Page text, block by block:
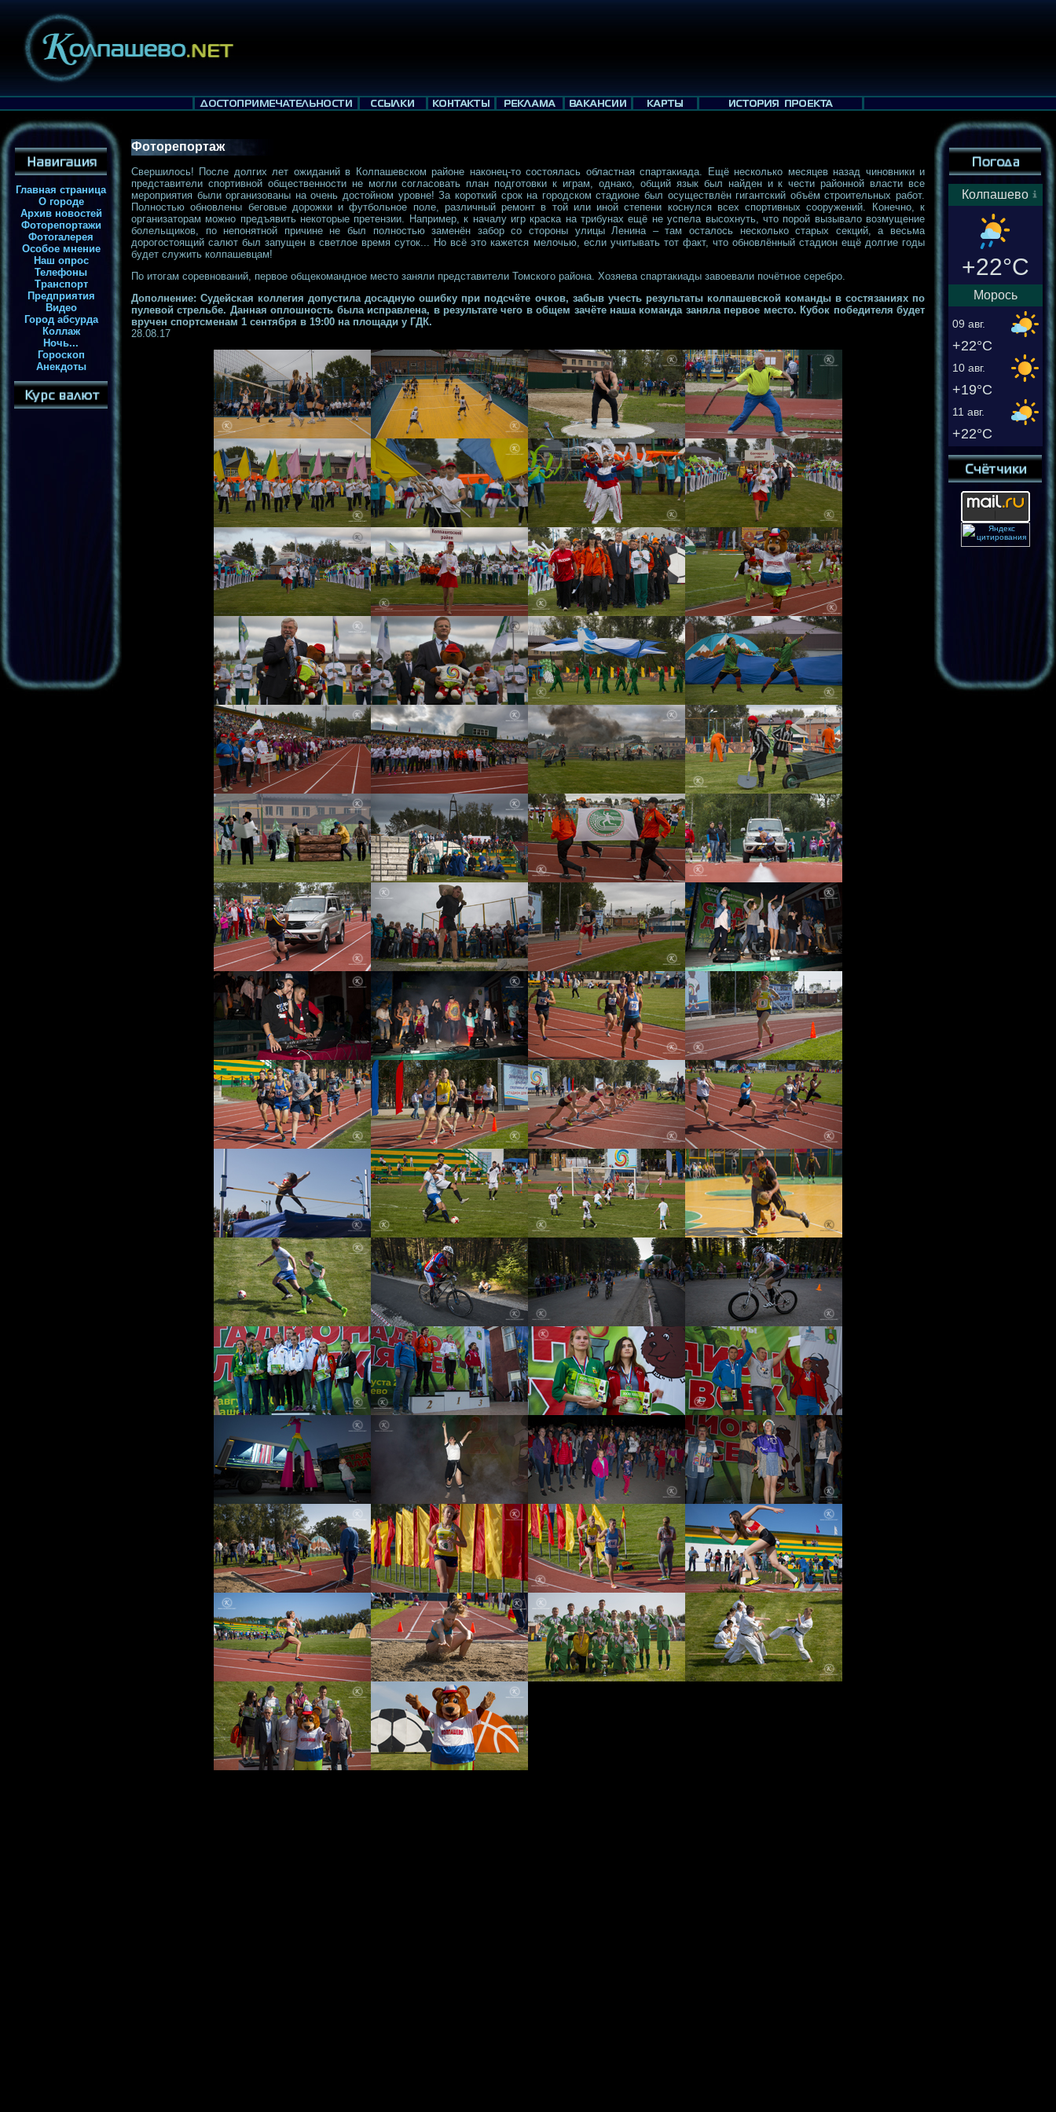
Главная страница
О городе
Архив новостей
Фоторепортажи
Фотогалерея
Особое мнение
Наш опрос
Телефоны
Транспорт
Предприятия
Видео
Город абсурда
Коллаж
Ночь...
Гороскоп
Анекдоты
Фоторепортаж
Свершилось! После долгих лет ожиданий в Колпашевском районе наконец-то состоялась областная спартакиада. Ещё несколько месяцев назад чиновники и
представители спортивной общественности не могли согласовать план подготовки к играм, однако, общий язык был найден и к чести районной власти все
мероприятия были организованы на очень достойном уровне! За короткий срок на городском стадионе был осуществлён гигантский объём строительных работ.
Полностью обновлены беговые дорожки и футбольное поле, различный ремонт в той или иной степени коснулся всех спортивных сооружений. Конечно, к
организаторам можно предъявить некоторые претензии. Например, к началу игр краска на трибунах ещё не успела высохнуть, что порой вызывало возмущение
болельщиков, по непонятной причине не был полностью заменён забор со стороны улицы Ленина – там осталось несколько старых секций, а весьма
дорогостоящий салют был запущен в светлое время суток... Но всё это кажется мелочью, если учитывать тот факт, что обновлённый стадион ещё долгие годы
будет служить колпашевцам!
По итогам соревнований, первое общекомандное место заняли представители Томского района. Хозяева спартакиады завоевали почётное серебро.
Дополнение: Судейская коллегия допустила досадную ошибку при подсчёте очков, забыв учесть результаты колпашевской команды в состязаниях по
пулевой стрельбе. Данная оплошность была исправлена, в результате чего в общем зачёте наша команда заняла первое место. Кубок победителя будет
вручен спортсменам 1 сентября в 19:00 на площади у ГДК.
28.08.17
Колпашево
+22°C
Морось
09 авг.
+22°C
10 авг.
+19°C
11 авг.
+22°C